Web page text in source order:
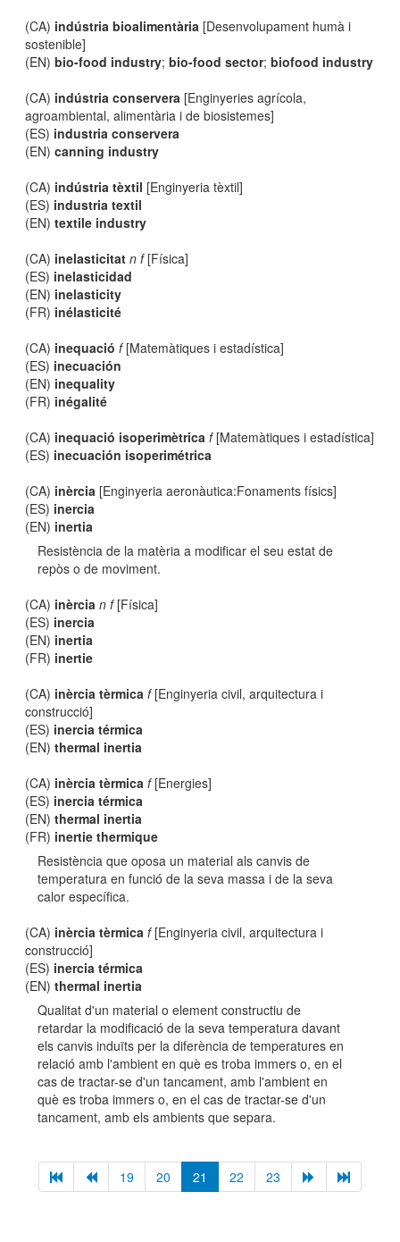
(CA) indústria bioalimentària [Desenvolupament humà i
sostenible]
(EN)bio-food industry;bio-food sector;biofood industry
(CA) indústria conservera [Enginyeries agrícola,
agroambiental, alimentària i de biosistemes]
(ES) industria conservera
(EN)canning industry
(CA) indústria tèxtil [Enginyeria tèxtil]
(ES) industria textil
(EN)textile industry
(CA) inelasticitat n f[Física]
(ES) inelasticidad
(EN) inelasticity
(FR) inélasticité
(CA) inequació f[Matemàtiques i estadística]
(ES) inecuación
(EN) inequality
(FR) inégalité
(CA) inequació isoperimètrica f[Matemàtiques i estadística]
(ES) inecuación isoperimétrica
(CA) inèrcia [Enginyeria aeronàutica:Fonaments físics]
(ES) inercia
(EN) inertia
Resistència de la matèria a modificar el seu estat de
repòs o de moviment.
(CA) inèrcia n f[Física]
(ES) inercia
(EN) inertia
(FR) inertie
(CA) inèrcia tèrmica f[Enginyeria civil, arquitectura i
construcció]
(ES) inercia térmica
(EN)thermal inertia
(CA) inèrcia tèrmica f[Energies]
(ES) inercia térmica
(EN)thermal inertia
(FR) inertie thermique
Resistència que oposa un material als canvis de
temperatura en funció de la seva massa i de la seva
calor específica.
(CA) inèrcia tèrmica f[Enginyeria civil, arquitectura i
construcció]
(ES) inercia térmica
(EN)thermal inertia
Qualitat d'un material o element constructiu de
retardar la modificació de la seva temperatura davant
els canvis induïts per la diferència de temperatures en
relació amb l'ambient en què es troba immers o, en el
cas de tractar-se d'un tancament, amb l'ambient en
què es troba immers o, en el cas de tractar-se d'un
tancament, amb els ambients que separa.
19 20 21 22 23